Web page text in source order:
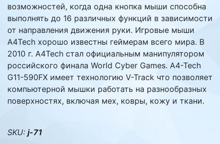
возможностей, когда одна кнопка мыши способна
выполнять до 16 различных функций в зависимости
от направления движения руки. Игровые мыши
A4Tech хорошо известны геймерам всего мира. В
2010 г. A4Tech стал официальным манипулятором
российского финала World Cyber Games. A4-Tech
G11-590FX имеет технологию V-Track что позволяет
компьютерной мышки работать на разнообразных
поверхностях, включая мех, ковры, кожу и ткани.
SKU: j-71